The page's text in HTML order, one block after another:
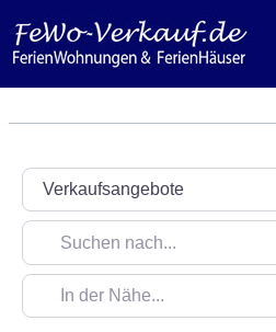
Inhalt
springen
Suchtyp auswählen
Suchen nach...
In der Nähe...